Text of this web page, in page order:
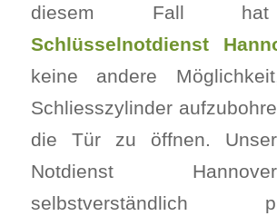
diesem Fall
Schlüsselnotdienst
keine andere
Schliesszylinder
die Tür zu öffnen.
Notdienst
selbstverständlich